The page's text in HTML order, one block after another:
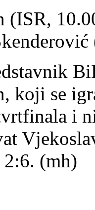
(ISR,
koji se
i
(mh)